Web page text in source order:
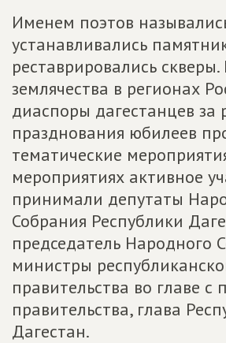
Именем поэтов
устанавливались
реставрировались
землячества в регионах
диаспоры дагестанцев за
празднования юбилеев
тематические
мероприятиях активное
принимали депутаты
Собрания Республики
председатель Народного
министры
правительства во главе с
правительства, глава
Дагестан.